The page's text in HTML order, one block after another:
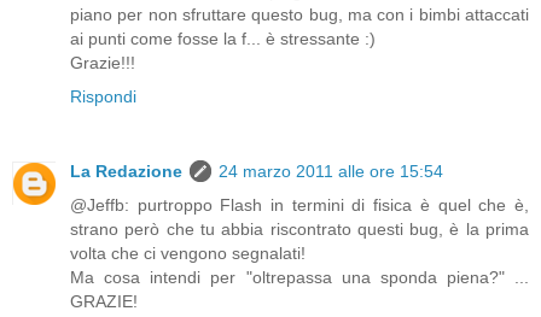
piano per non sfruttare questo bug, ma con i bimbi attaccati
ai punti come fosse la f... è stressante :)
Grazie!!!
Rispondi
La Redazione
24 marzo 2011 alle ore 15:54
@Jeffb: purtroppo Flash in termini di fisica è quel che è,
strano però che tu abbia riscontrato questi bug, è la prima
volta che ci vengono segnalati!
Ma cosa intendi per "oltrepassa una sponda piena?" ...
GRAZIE!